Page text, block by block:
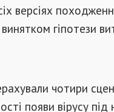
версіях
гіпотези
чотири
появи вірусу під